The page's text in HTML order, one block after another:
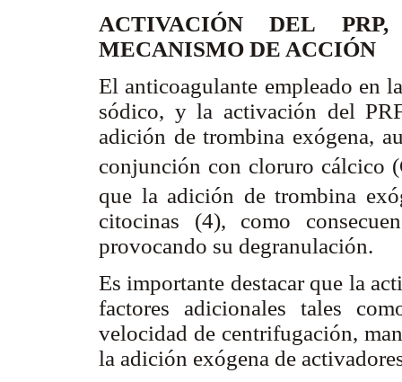
ACTIVACIÓN DEL
MECANISMO DE ACCIÓN
El anticoagulante empleado en
sódico, y la activación del
adición de trombina exógena,
conjunción con cloruro cálcico
que la adición de trombina
citocinas (4), como
provocando su degranulación.
Es importante destacar que la
factores adicionales tales
velocidad de centrifugación,
la adición exógena de